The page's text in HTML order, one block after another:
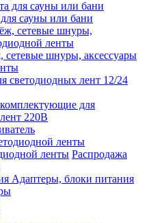
сауны или бани
сетевые шнуры, аксессуары
светодиодных лент 12/24
для
220В
ленты
Распродажа
Адаптеры, блоки питания